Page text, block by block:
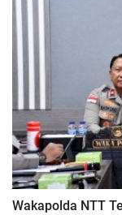
Wakapolda NTT